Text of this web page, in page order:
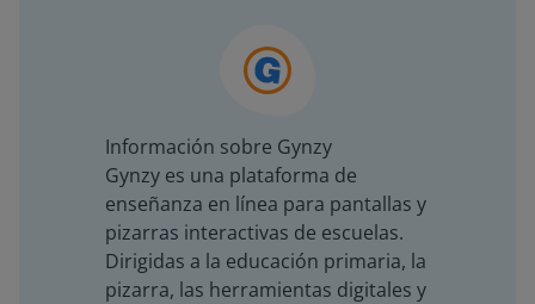
Información sobre Gynzy
Gynzy es una plataforma de
enseñanza en línea para pantallas y
pizarras interactivas de escuelas.
Dirigidas a la educación primaria, la
pizarra, las herramientas digitales y